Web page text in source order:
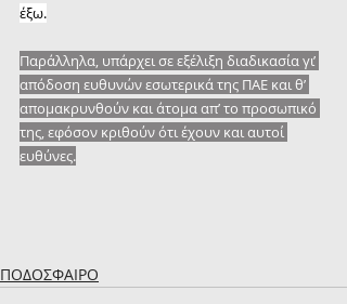
έξω.
Παράλληλα, υπάρχει σε εξέλιξη διαδικασία γι’
απόδοση ευθυνών εσωτερικά της ΠΑΕ και θ’
απομακρυνθούν και άτομα απ’ το προσωπικό
της, εφόσον κριθούν ότι έχουν και αυτοί
ευθύνες.
ΠΟΔΟΣΦΑΙΡΟ